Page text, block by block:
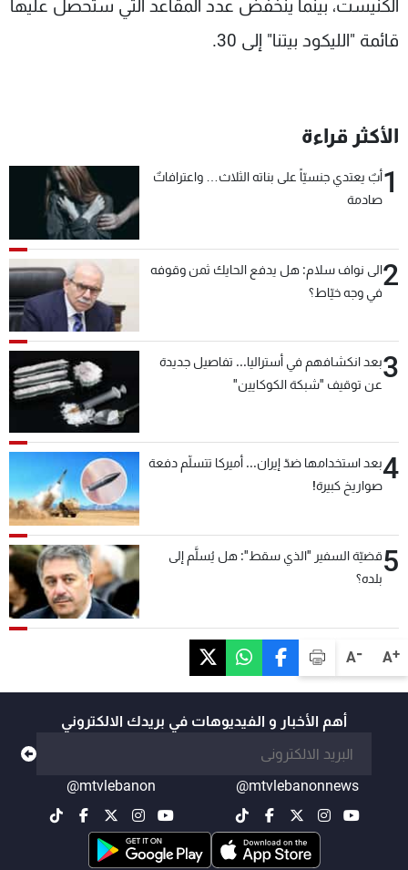
A+
A-
الكنيست، بينما ينخفض عدد المقاعد التي ستحصل عليها
قائمة "الليكود بيتنا" إلى 30.
الأكثر قراءة
1أبٌ يعتدي جنسيّاً على بناته الثلاث… واعترافاتٌ
صادمة
2الى نواف سلام: هل يدفع الحايك ثمن وقوفه
في وجه خيّاط؟
3بعد انكشافهم في أستراليا... تفاصيل جديدة
عن توقيف "شبكة الكوكايين"
4بعد استخدامها ضدّ إيران... أميركا تتسلّم دفعة
صواريخ كبيرة!
5قضيّة السفير "الذي سقط": هل يُسلَّم إلى
بلده؟
أهم الأخبار و الفيديوهات في بريدك الالكتروني
@mtvlebanonnews
@mtvlebanon